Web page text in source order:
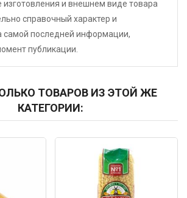
изготовления и внешнем виде товара
справочный характер и
самой последней информации,
публикации.
ТОВАРОВ ИЗ ЭТОЙ ЖЕ
КАТЕГОРИИ: